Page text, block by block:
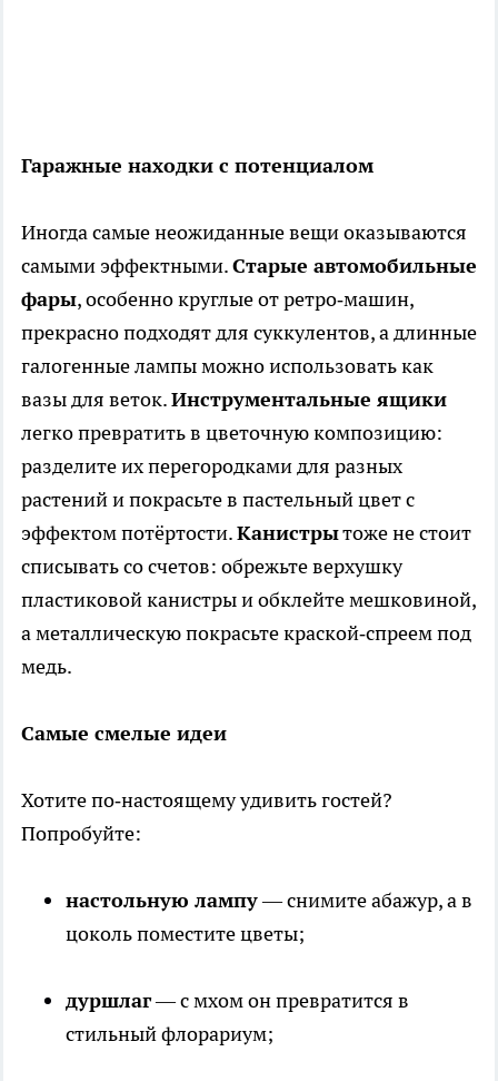
Гаражные находки с потенциалом
Иногда самые неожиданные вещи оказываются
самыми эффектными.Старые автомобильные
фары, особенно круглые от ретро‑машин,
прекрасно подходят для суккулентов, а длинные
галогенные лампы можно использовать как
вазы для веток.Инструментальные ящики
легко превратить в цветочную композицию:
разделите их перегородками для разных
растений и покрасьте в пастельный цвет с
эффектом потёртости.Канистрытоже не стоит
списывать со счетов: обрежьте верхушку
пластиковой канистры и обклейте мешковиной,
а металлическую покрасьте краской‑спреем под
медь.
Самые смелые идеи
Хотите по‑настоящему удивить гостей?
Попробуйте:
настольную лампу— снимите абажур, а в
цоколь поместите цветы;
дуршлаг— с мхом он превратится в
стильный флорариум;